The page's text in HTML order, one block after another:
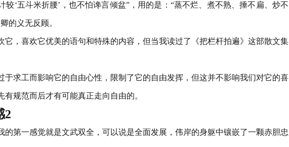
较‘五斗米折腰’，也不怕谗言倾盆”，用的是：“蒸不烂、煮不熟、捶不扁、炒不
的义无反顾。
它，喜欢它优美的语句和特殊的内容，但当我读过了《把栏杆拍遍》这部散文集
于求工而影响它的自由心性，限制了它的自由发挥，但这并不影响我们对它的喜
规范而后才有可能真正走向自由的。
2
的第一感觉就是文武双全，可以说是全面发展，伟岸的身躯中镶嵌了一颗赤胆忠